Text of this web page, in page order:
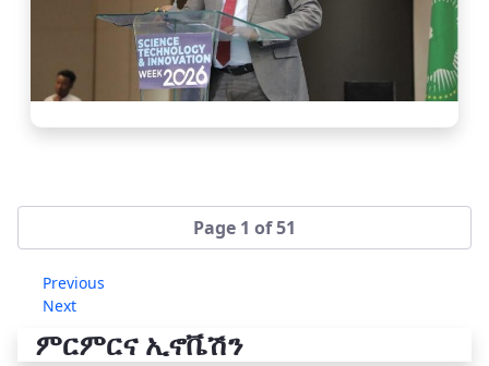
Page 1 of 51
Previous
Next
ምርምርና ኢኖቬሽን